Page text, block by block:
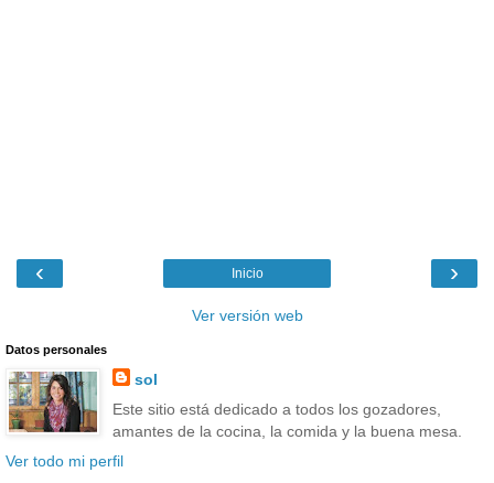
‹ ›
Inicio
Ver versión web
Datos personales
sol
Este sitio está dedicado a todos los gozadores,
amantes de la cocina, la comida y la buena mesa.
Ver todo mi perfil